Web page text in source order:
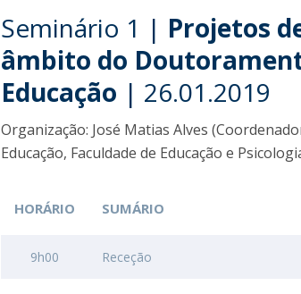
Seminário 1 | Projetos
âmbito do
Educação | 26.01.2019
Organização: José Matias Alves
Educação, Faculdade de Educação e
HORÁRIO SUMÁRIO
9h00 Receção